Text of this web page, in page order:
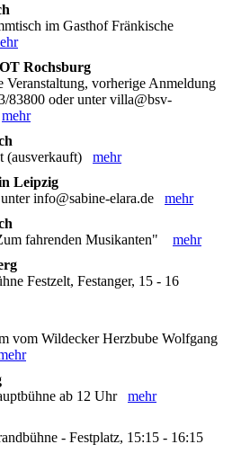
im Gasthof Fränkische
Rochsburg
Veranstaltung, vorherige Anmeldung
83800 oder unter villa@bsv-
mehr
(ausverkauft) mehr
Leipzig
info@sabine-elara.de mehr
fahrenden Musikanten" mehr
Festzelt, Festanger, 15 - 16
vom Wildecker Herzbube Wolfgang
ab 12 Uhr mehr
- Festplatz, 15:15 - 16:15